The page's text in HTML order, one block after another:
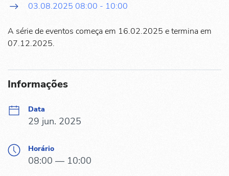
03.08.2025 08:00 - 10:00
A série de eventos começa em 16.02.2025 e termina em
07.12.2025.
Informações
Data
29 jun. 2025
Horário
08:00 — 10:00